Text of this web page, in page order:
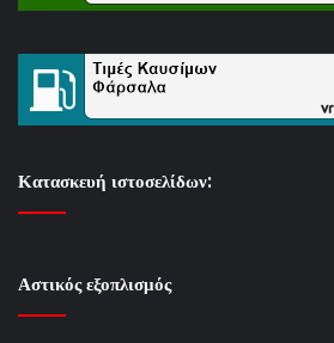
Κατασκευή ιστοσελίδων:
Αστικός εξοπλισμός